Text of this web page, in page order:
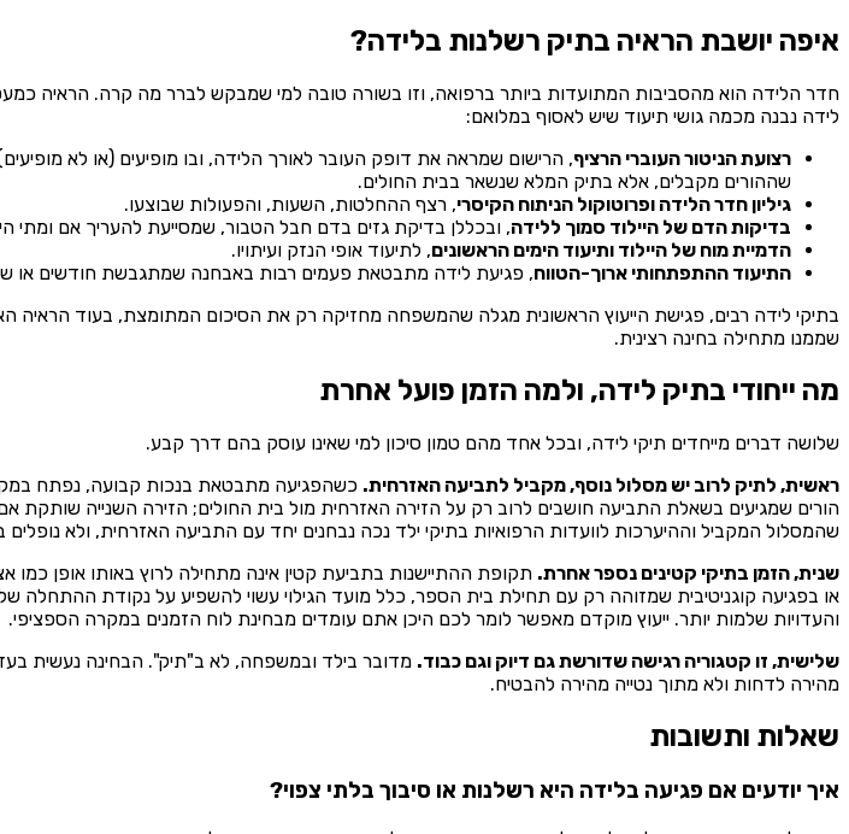
איפה יושבת הראיה בתיק רשלנות בלידה?
חדר הלידה הוא מהסביבות המתועדות ביותר ברפואה, וזו בשורה טובה למי שמבקש לברר מה קרה. הראיה
לידה נבנה מכמה גושי תיעוד שיש לאסוף במלואם:
רצועת הניטור העוברי הרציף, הרישום שמראה את דופק העובר לאורך הלידה, ובו מופיעים (או לא
שההורים מקבלים, אלא בתיק המלא שנשאר בבית החולים.
גיליון חדר הלידה ופרוטוקול הניתוח הקיסרי, רצף ההחלטות, השעות, והפעולות שבוצעו.
בדיקות הדם של היילוד סמוך ללידה, ובכללן בדיקת גזים בדם חבל הטבור, שמסייעת להעריך אם ומתי
הדמיית מוח של היילוד ותיעוד הימים הראשונים, לתיעוד אופי הנזק ועיתויו.
התיעוד ההתפתחותי ארוך-הטווח, פגיעת לידה מתבטאת פעמים רבות באבחנה שמתגבשת חודשים או
בתיקי לידה רבים, פגישת הייעוץ הראשונית מגלה שהמשפחה מחזיקה רק את הסיכום המתומצת, בעוד הראיה
שממנו מתחילה בחינה רצינית.
מה ייחודי בתיק לידה, ולמה הזמן פועל אחרת
שלושה דברים מייחדים תיקי לידה, ובכל אחד מהם טמון סיכון למי שאינו עוסק בהם דרך קבע.
ראשית, לתיק לרוב יש מסלול נוסף, מקביל לתביעה האזרחית. כשהפגיעה מתבטאת בנכות קבועה, נפתח
הורים שמגיעים בשאלת התביעה חושבים לרוב רק על הזירה האזרחית מול בית החולים; הזירה השנייה
שהמסלול המקביל וההיערכות לוועדות הרפואיות בתיקי ילד נכה נבחנים יחד עם התביעה האזרחית, ולא נופלים
שנית, הזמן בתיקי קטינים נספר אחרת. תקופת ההתיישנות בתביעת קטין אינה מתחילה לרוץ באותו אופן כמו
או בפגיעה קוגניטיבית שמזוהה רק עם תחילת בית הספר, כלל מועד הגילוי עשוי להשפיע על נקודת ההתחלה
והעדויות שלמות יותר. ייעוץ מוקדם מאפשר לומר לכם היכן אתם עומדים מבחינת לוח הזמנים במקרה הספציפי.
שלישית, זו קטגוריה רגישה שדורשת גם דיוק וגם כבוד. מדובר בילד ובמשפחה, לא ב"תיק". הבחינה נעשית
מהירה לדחות ולא מתוך נטייה מהירה להבטיח.
שאלות ותשובות
איך יודעים אם פגיעה בלידה היא רשלנות או סיבוך בלתי צפוי?